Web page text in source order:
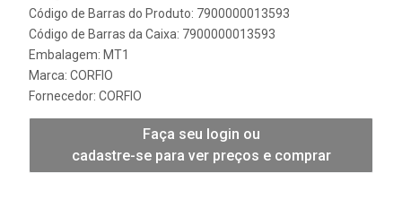
Código de Barras do Produto: 7900000013593
Código de Barras da Caixa: 7900000013593
Embalagem: MT1
Marca: CORFIO
Fornecedor: CORFIO
Faça seu login ou
cadastre-se para ver preços e comprar